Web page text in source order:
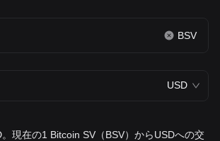
BSV
USD
現在の1 Bitcoin SV（BSV）からUSDへの交